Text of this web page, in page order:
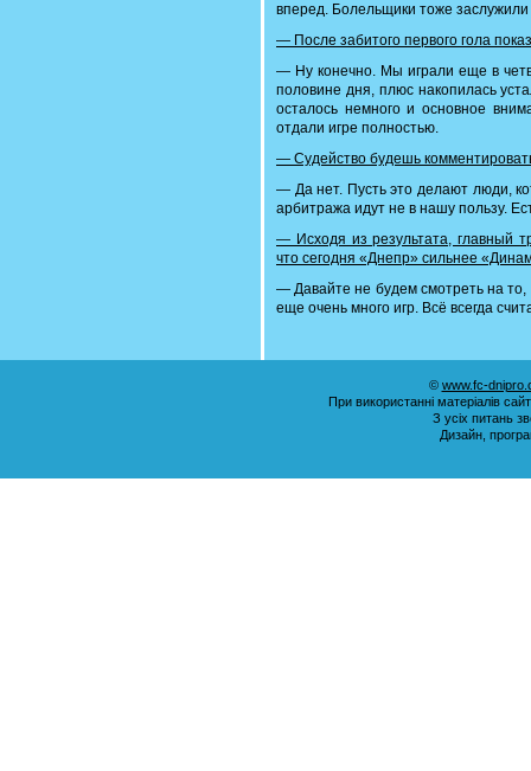
вперед. Болельщики тоже заслужили
— После забитого первого гола
— Ну конечно. Мы играли еще в
половине дня, плюс накопилась
осталось немного и основное
отдали игре полностью.
— Судейство будешь
— Да нет. Пусть это делают люди,
арбитража идут не в нашу пользу.
— Исходя из результата, главный
что сегодня «Днепр» сильнее
— Давайте не будем смотреть на
еще очень много игр. Всё всегда
© www.fc-
При використанні матеріалів
З усіх питань
Дизайн,